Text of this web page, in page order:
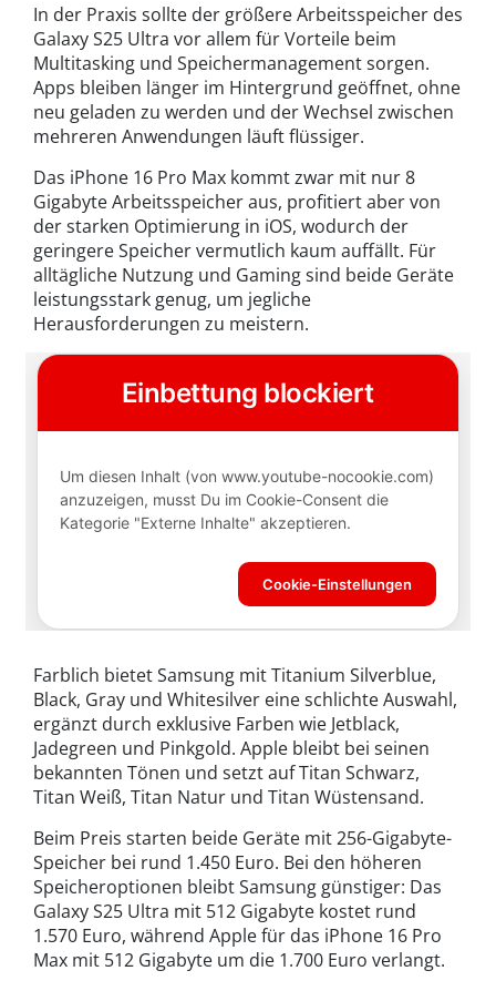
In der Praxis sollte der größere Arbeitsspeicher des
Galaxy S25 Ultra vor allem für Vorteile beim
Multitasking und Speichermanagement sorgen.
Apps bleiben länger im Hintergrund geöffnet, ohne
neu geladen zu werden und der Wechsel zwischen
mehreren Anwendungen läuft flüssiger.
Das iPhone 16 Pro Max kommt zwar mit nur 8
Gigabyte Arbeitsspeicher aus, profitiert aber von
der starken Optimierung in iOS, wodurch der
geringere Speicher vermutlich kaum auffällt. Für
alltägliche Nutzung und Gaming sind beide Geräte
leistungsstark genug, um jegliche
Herausforderungen zu meistern.
Farblich bietet Samsung mit Titanium Silverblue,
Black, Gray und Whitesilver eine schlichte Auswahl,
ergänzt durch exklusive Farben wie Jetblack,
Jadegreen und Pinkgold. Apple bleibt bei seinen
bekannten Tönen und setzt auf Titan Schwarz,
Titan Weiß, Titan Natur und Titan Wüstensand.
Beim Preis starten beide Geräte mit 256-Gigabyte-
Speicher bei rund 1.450 Euro. Bei den höheren
Speicheroptionen bleibt Samsung günstiger: Das
Galaxy S25 Ultra mit 512 Gigabyte kostet rund
1.570 Euro, während Apple für das iPhone 16 Pro
Max mit 512 Gigabyte um die 1.700 Euro verlangt.